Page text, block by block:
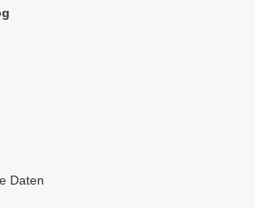
Daten